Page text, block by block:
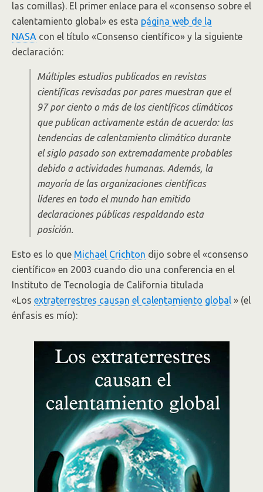
las comillas). El primer enlace para el «consenso sobre el
calentamiento global» es esta página web de la
NASA con el título «Consenso científico» y la siguiente
declaración:
Múltiples estudios publicados en revistas
científicas revisadas por pares muestran que el
97 por ciento o más de los científicos climáticos
que publican activamente están de acuerdo: las
tendencias de calentamiento climático durante
el siglo pasado son extremadamente probables
debido a actividades humanas. Además, la
mayoría de las organizaciones científicas
líderes en todo el mundo han emitido
declaraciones públicas respaldando esta
posición.
Esto es lo que Michael Crichton dijo sobre el «consenso
científico» en 2003 cuando dio una conferencia en el
Instituto de Tecnología de California titulada
«Los extraterrestres causan el calentamiento global » (el
énfasis es mío):